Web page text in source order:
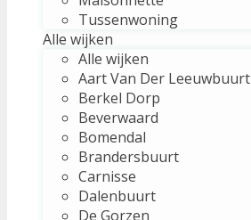
Tussenwoning
Alle wijken
Alle wijken
Aart Van Der Leeuwbuurt
Berkel Dorp
Beverwaard
Bomendal
Brandersbuurt
Carnisse
Dalenbuurt
De Gorzen